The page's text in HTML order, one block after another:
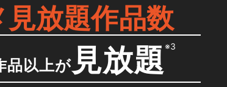
見放題作品数
品以上が 見放題※3